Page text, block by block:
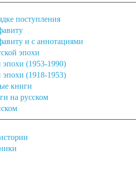
поступления
и с аннотациями
эпохи
эпохи (1953-1990)
эпохи (1918-1953)
книги
на русском